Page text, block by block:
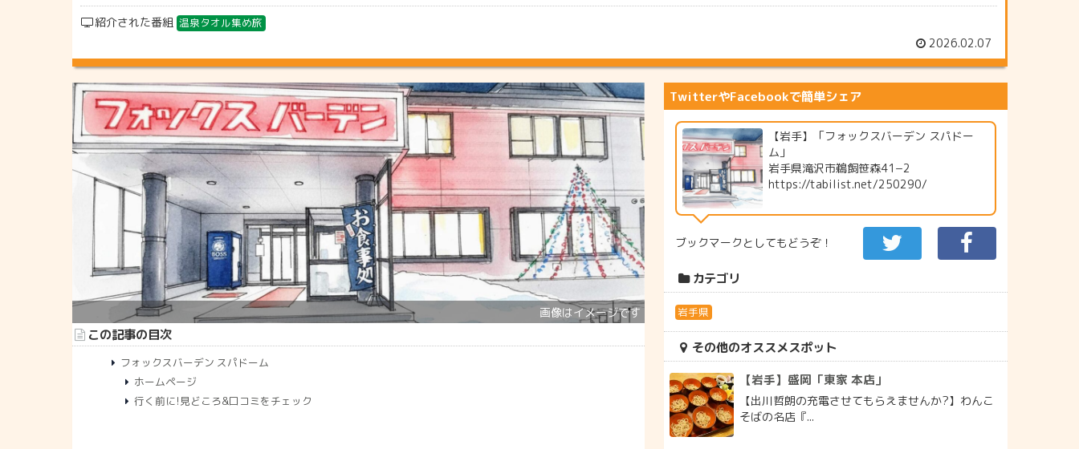
紹介された番組 温泉タオル集め旅
2026.02.07
この記事の目次
フォックスバーデン スパドーム
ホームページ
行く前に!見どころ&口コミをチェック
TwitterやFacebookで簡単シェア
【岩手】「フォックスバーデン スパドー
ム」
岩手県滝沢市鵜飼笹森41−2
https://tabilist.net/250290/
ブックマークとしてもどうぞ！
カテゴリ
岩手県
その他のオススメスポット
【岩手】盛岡「東家 本店」
【出川哲朗の充電させてもらえませんか?】わんこ
そばの名店『...